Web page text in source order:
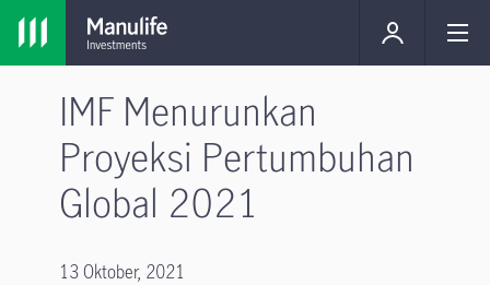
IMF Menurunkan
Proyeksi Pertumbuhan
Global 2021
13 Oktober, 2021